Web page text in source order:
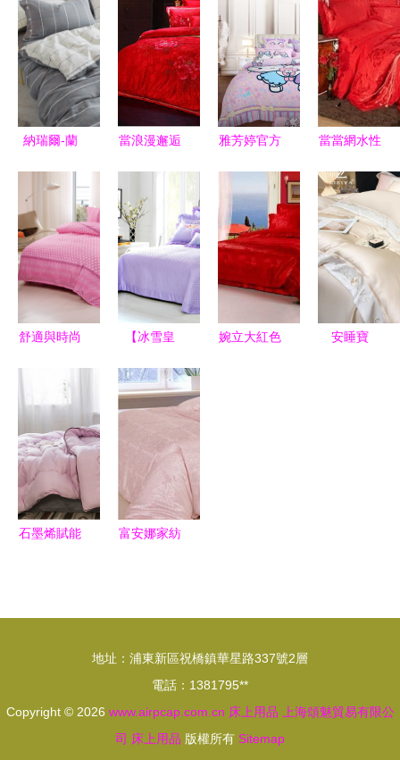
納瑞爾-蘭
秋冬暖意，
簡約舒適的
睡眠藝術
當浪漫邂逅
涂料為床上
用品注入清
新與安心
雅芳婷官方
東平臺上的
水性涂料優
選指南
當當網水性
打造健康環
保的居家新
體驗
舒適與時尚
磨毛床品四
件套的選購
與批發指南
【冰雪皇
上用品 韓
式公主款四
件套，打造
浪漫之約
婉立大紅色
安睡寶
石墨烯賦能
富安娜家紡
地址：浦東新區祝橋鎮華星路337號2層
電話：1381795**
Copyright © 2026 www.airpcap.com.cn 床上用品
上海頌魅貿易有限公
司 床上用品 版權所有 Sitemap